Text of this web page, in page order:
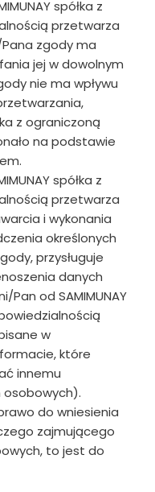
spółka z
przetwarza
zgody ma
jej w dowolnym
nie ma wpływu
z ograniczoną
na podstawie
spółka z
przetwarza
i wykonania
określonych
przysługuje
danych
od SAMIMUNAY
w
które
innemu
do wniesienia
zajmującego
to jest do